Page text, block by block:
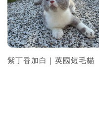
紫丁香加白｜英國短毛貓